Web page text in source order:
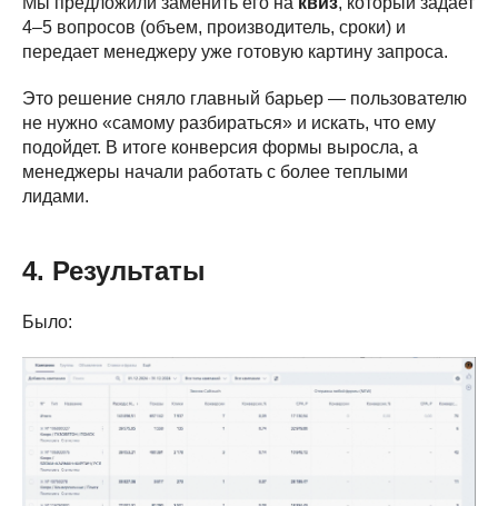
4–5 вопросов (объем, производитель, сроки) и
передает менеджеру уже готовую картину запроса.
Это решение сняло главный барьер — пользователю
не нужно «самому разбираться» и искать, что ему
подойдет. В итоге конверсия формы выросла, а
менеджеры начали работать с более теплыми
лидами.
4. Результаты
Было: